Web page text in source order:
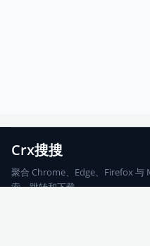
Crx搜搜
聚合 Chrome、Edge、Firefox 与
索、跳转和下载。